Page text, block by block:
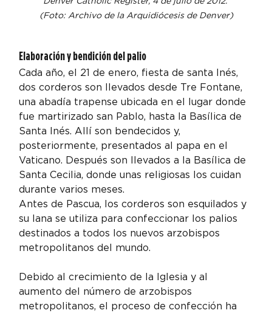
(Foto: Archivo de la Arquidiócesis de Denver)
Elaboración y bendición del palio
Cada año, el 21 de enero, fiesta de santa Inés,
dos corderos son llevados desde Tre Fontane,
una abadía trapense ubicada en el lugar donde
fue martirizado san Pablo, hasta la Basílica de
Santa Inés. Allí son bendecidos y,
posteriormente, presentados al papa en el
Vaticano. Después son llevados a la Basílica de
Santa Cecilia, donde unas religiosas los cuidan
durante varios meses.
Antes de Pascua, los corderos son esquilados y
su lana se utiliza para confeccionar los palios
destinados a todos los nuevos arzobispos
metropolitanos del mundo.
Debido al crecimiento de la Iglesia y al
aumento del número de arzobispos
metropolitanos, el proceso de confección ha